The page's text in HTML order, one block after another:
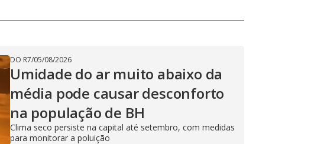
DO R7/05/08/2026
Umidade do ar muito abaixo da
média pode causar desconforto
na população de BH
Clima seco persiste na capital até setembro, com medidas
para monitorar a poluição